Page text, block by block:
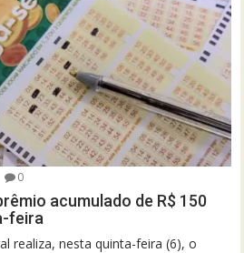
0
acumulado de R$ 150
feira
realiza, nesta quinta-feira (6), o